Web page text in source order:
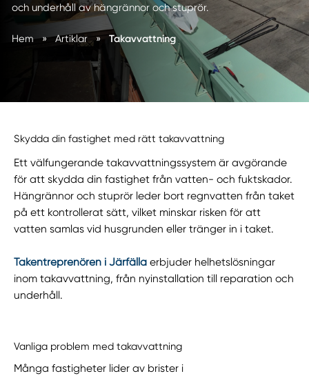
och underhåll av hängrännor och stuprör.
Hem » Artiklar » Takavvattning
Skydda din fastighet med rätt takavvattning
Ett välfungerande takavvattningssystem är avgörande
för att skydda din fastighet från vatten- och fuktskador.
Hängrännor och stuprör leder bort regnvatten från taket
på ett kontrollerat sätt, vilket minskar risken för att
vatten samlas vid husgrunden eller tränger in i taket.
Takentreprenören i Järfälla erbjuder helhetslösningar
inom takavvattning, från nyinstallation till reparation och
underhåll.
Vanliga problem med takavvattning
Många fastigheter lider av brister i